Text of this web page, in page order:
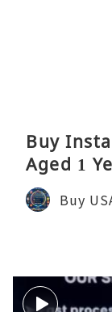
Buy
Aged 1
Buy